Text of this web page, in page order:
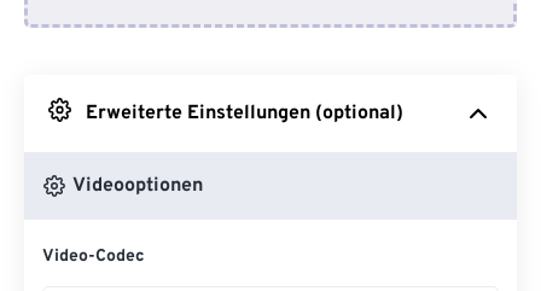
Erweiterte Einstellungen (optional)
Videooptionen
Video-Codec